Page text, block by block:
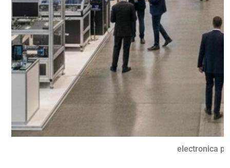
electronica